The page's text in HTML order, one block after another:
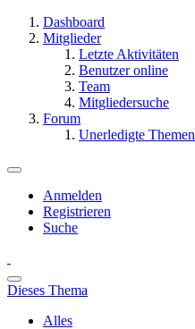
Dashboard
Mitglieder
Letzte Aktivitäten
Benutzer online
Team
Mitgliedersuche
Forum
Unerledigte Themen
Anmelden
Registrieren
Suche
Dieses Thema
Alles